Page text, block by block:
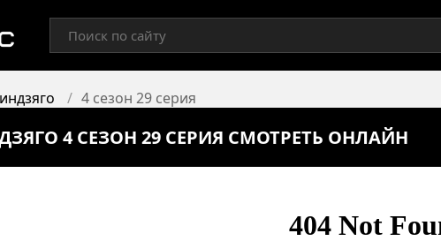
4 сезон 29 серия
4 СЕЗОН 29 СЕРИЯ СМОТРЕТЬ ОНЛАЙН